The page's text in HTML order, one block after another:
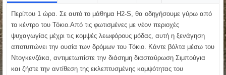
Περίπου 1 ώρα. Σε αυτό το μάθημα H2-S, θα οδηγήσουμε γύρω από
το κέντρο του Τόκιο.Από τις φωτισμένες με νέον περιοχές
ψυχαγωγίας μέχρι τις κομψές λεωφόρους μόδας, αυτή η ξενάγηση
αποτυπώνει την ουσία των δρόμων του Τόκιο. Κάντε βόλτα μέσω του
Ντογκενζάκα, αντιμετωπίστε την διάσημη διασταύρωση Σιμπούγια
και ζήστε την αντίθεση της εκλεπτυσμένης κομψότητας του